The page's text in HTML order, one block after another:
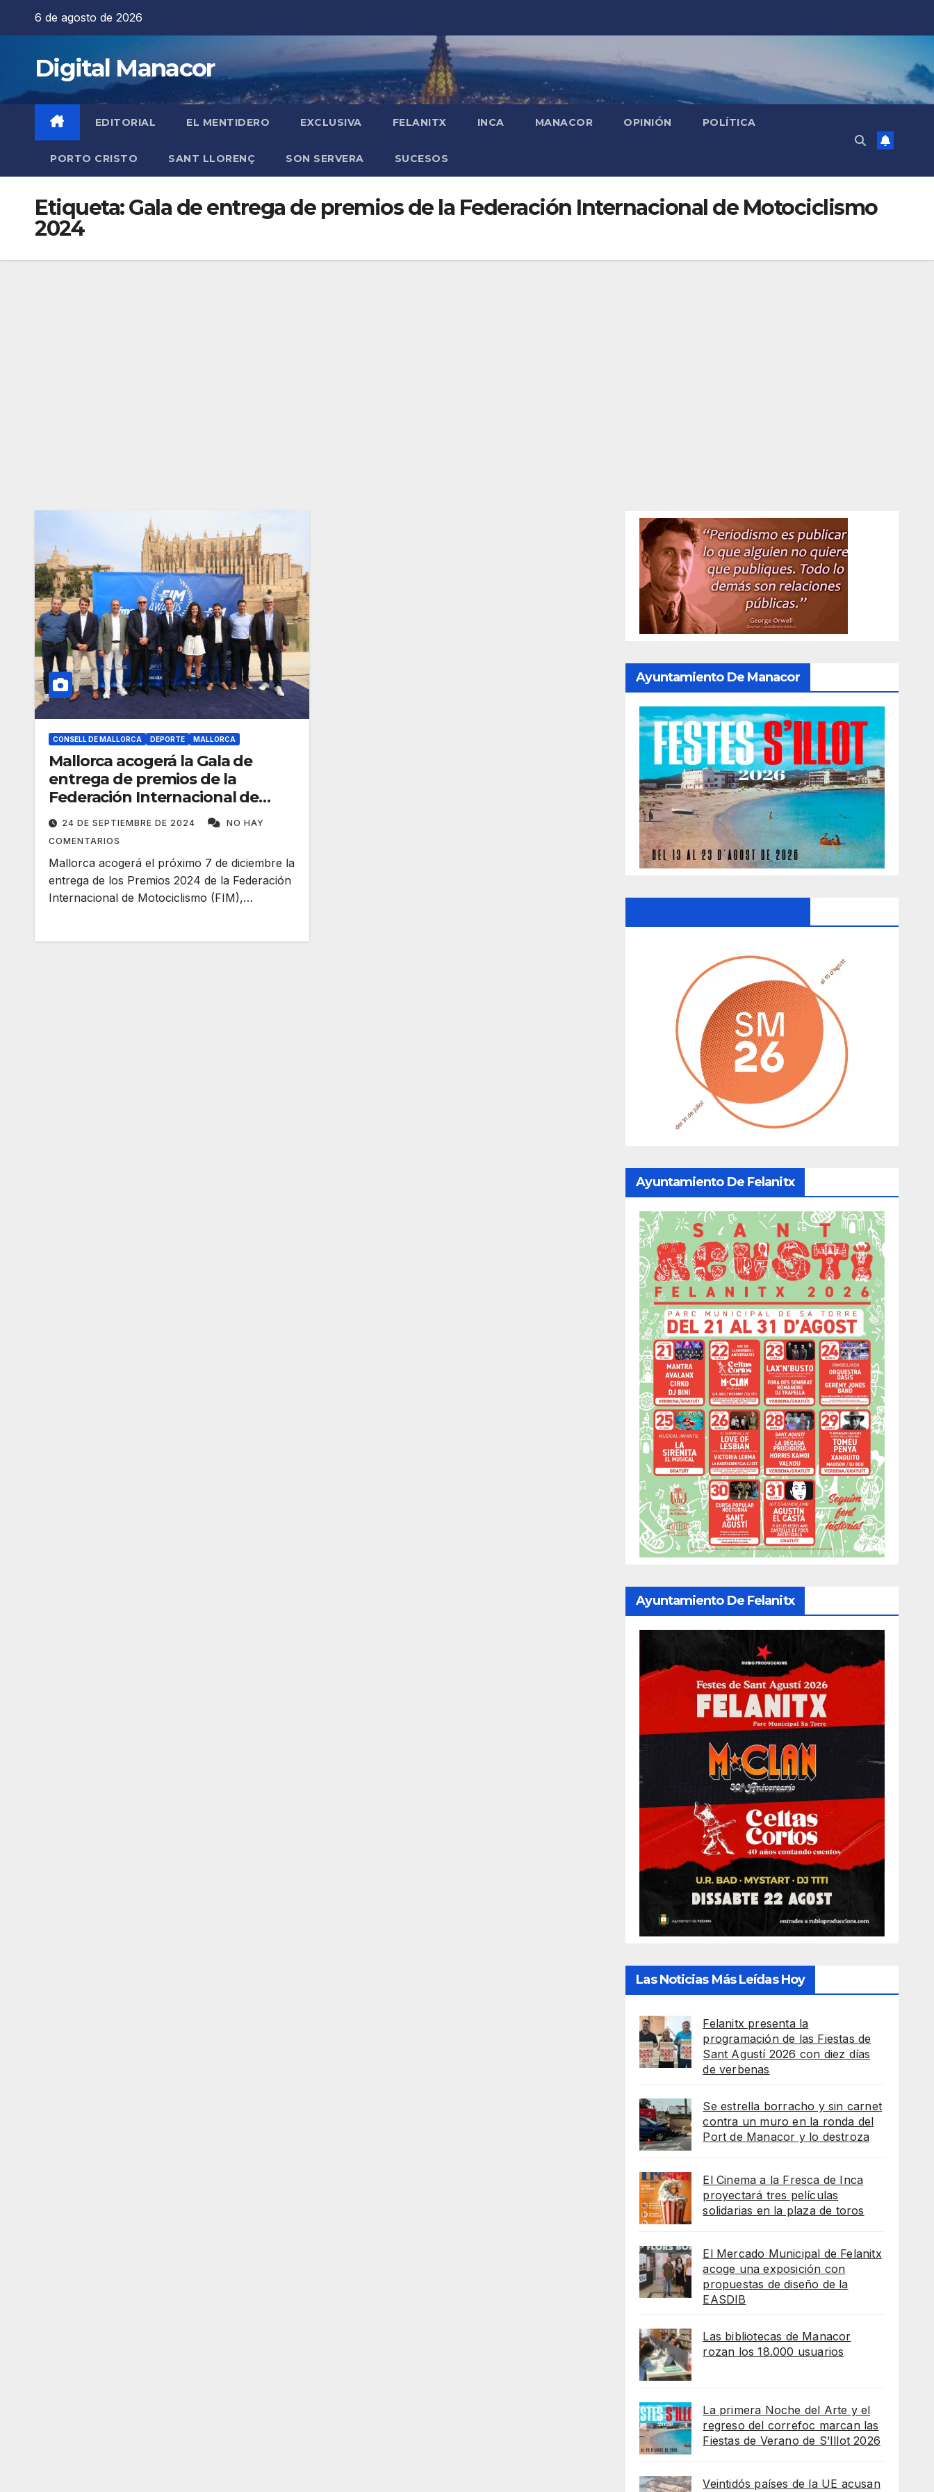
6 de agosto de 2026
Digital Manacor
EDITORIAL EL MENTIDERO EXCLUSIVA FELANITX INCA MANACOR OPINIÓN POLÍTICA
PORTO CRISTO SANT LLORENÇ SON SERVERA SUCESOS
Etiqueta:Gala de entrega de premios de la Federación Internacional de Motociclismo
2024
CONSELL DE MALLORCA DEPORTE MALLORCA
Mallorca acogerá la Gala de
entrega de premios de la
Federación Internacional de
Motociclismo 2024
24 DE SEPTIEMBRE DE 2024
NO HAY
COMENTARIOS
Mallorca acogerá el próximo 7 de diciembre la
entrega de los Premios 2024 de la Federación
Internacional de Motociclismo (FIM),…
Ayuntamiento De Manacor
Ayuntamiento De Felanitx
Ayuntamiento De Felanitx
Las Noticias Más Leídas Hoy
Felanitx presenta la
programación de las Fiestas de
Sant Agustí 2026 con diez días
de verbenas
Se estrella borracho y sin carnet
contra un muro en la ronda del
Port de Manacor y lo destroza
El Cinema a la Fresca de Inca
proyectará tres películas
solidarias en la plaza de toros
El Mercado Municipal de Felanitx
acoge una exposición con
propuestas de diseño de la
EASDIB
Las bibliotecas de Manacor
rozan los 18.000 usuarios
La primera Noche del Arte y el
regreso del correfoc marcan las
Fiestas de Verano de S’Illot 2026
Veintidós países de la UE acusan